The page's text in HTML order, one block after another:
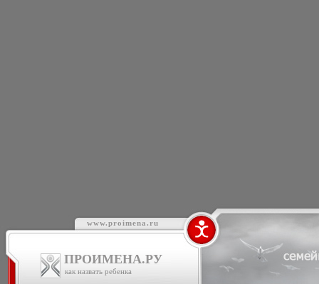
www.proimena.ru
ПРОИМЕНА.РУ
как назвать ребенка